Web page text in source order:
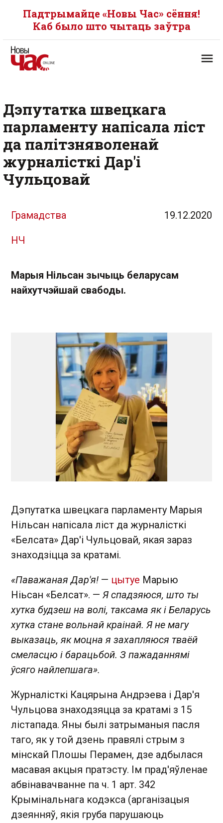
Падтрымайце «Новы Час» сёння!
Каб было што чытаць заўтра
Дэпутатка швецкага
парламенту напісала ліст
да палітзняволенай
журналісткі Дар'і
Чульцовай
Грамадства 19.12.2020
НЧ
Марыя Нільсан зычыць беларусам
найхутчэйшай свабоды.
Дэпутатка швецкага парламенту Марыя
Нільсан напісала ліст да журналісткі
«Белсата» Дар'і Чульцовай , якая зараз
знаходзіцца за кратамі.
«Паважаная Дар'я! — цытуе Марыю
Ніьсан «Белсат». — Я спадзяюся, што ты
хутка будзеш на волі, таксама як і Беларусь
хутка стане вольнай краінай. Я не магу
выказаць, як моцна я захапляюся тваёй
смеласцю і барацьбой. З пажаданнямі
ўсяго найлепшага».
Журналісткі Кацярына Андрэева і Дар'я
Чульцова знаходзяцца за кратамі з 15
лістапада. Яны былі затрыманыя пасля
таго, як у той дзень правялі стрым з
мінскай Плошы Перамен, дзе адбылася
масавая акцыя пратэсту. Ім прад'яўленае
абвінавачванне па ч. 1 арт. 342
Крымінальнага кодэкса (арганізацыя
дзеянняў, якія груба парушаюць